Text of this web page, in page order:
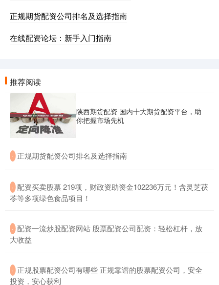
正规期货配资公司排名及选择指南
在线配资论坛：新手入门指南
推荐阅读
陕西期货配资 国内十大期货配资平台，助
你把握市场先机
· ​正规期货配资公司排名及选择指南
· ​配资买卖股票 219项，财政资助资金102236万元！含灵芝茯
苓等多项绿色食品项目！
· ​配资一流炒股配资网站 股票配资公司配资：轻松杠杆，放
大收益
· ​正规股票配资公司有哪些 正规靠谱的股票配资公司，安全
投资，安心获利